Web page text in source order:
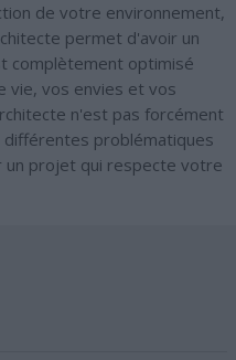
de votre environnement,
permet d'avoir un
complètement optimisé
vie, vos envies et vos
n'est pas forcément
différentes problématiques
un projet qui respecte votre